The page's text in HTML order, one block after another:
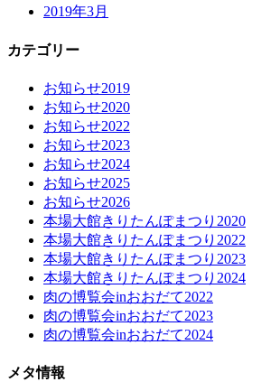
2019年3月
カテゴリー
お知らせ2019
お知らせ2020
お知らせ2022
お知らせ2023
お知らせ2024
お知らせ2025
お知らせ2026
本場大館きりたんぽまつり2020
本場大館きりたんぽまつり2022
本場大館きりたんぽまつり2023
本場大館きりたんぽまつり2024
肉の博覧会inおおだて2022
肉の博覧会inおおだて2023
肉の博覧会inおおだて2024
メタ情報